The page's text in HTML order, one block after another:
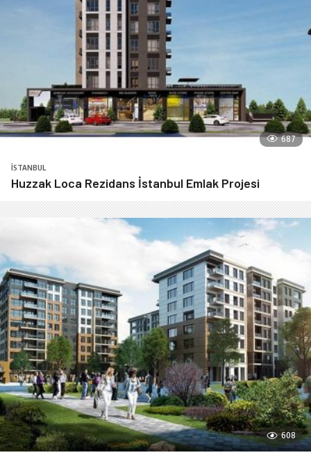
687
İSTANBUL
Huzzak Loca Rezidans İstanbul Emlak Projesi
608